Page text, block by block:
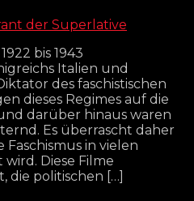
bis 1943
Italien und
des faschistischen
dieses Regimes auf die
darüber hinaus waren
Es überrascht daher
Faschismus in vielen
Diese Filme
die politischen […]